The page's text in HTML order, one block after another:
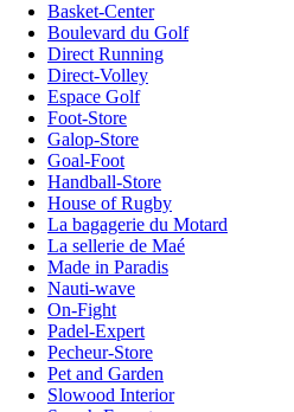
Basket-Center
Boulevard du Golf
Direct Running
Direct-Volley
Espace Golf
Foot-Store
Galop-Store
Goal-Foot
Handball-Store
House of Rugby
La bagagerie du Motard
La sellerie de Maé
Made in Paradis
Nauti-wave
On-Fight
Padel-Expert
Pecheur-Store
Pet and Garden
Slowood Interior